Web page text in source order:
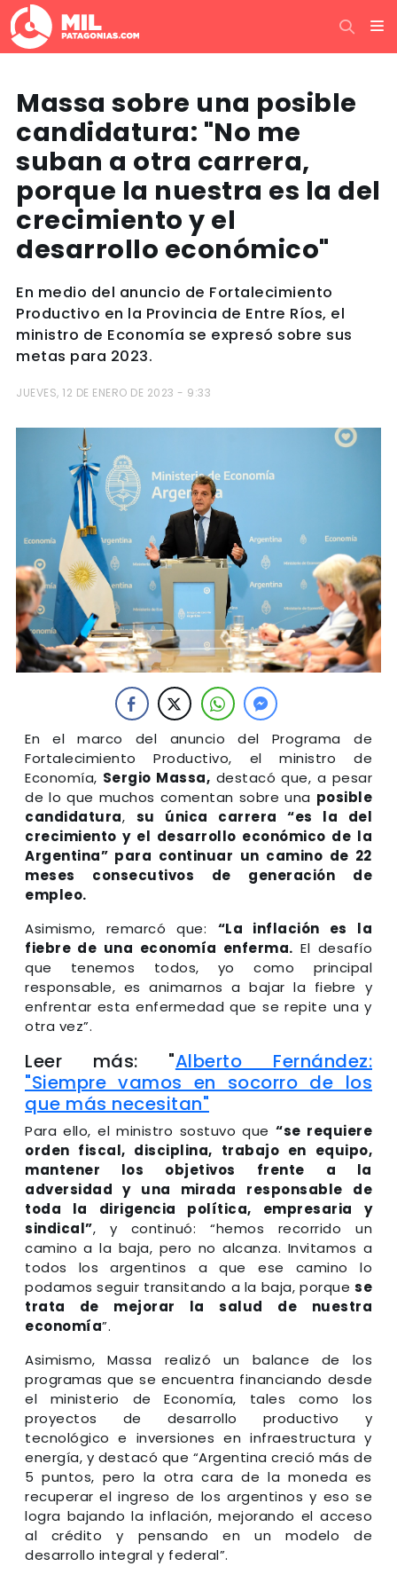
Massa sobre una posible
candidatura: "No me
suban a otra carrera,
porque la nuestra es la del
crecimiento y el
desarrollo económico"
En medio del anuncio de Fortalecimiento
Productivo en la Provincia de Entre Ríos, el
ministro de Economía se expresó sobre sus
metas para 2023.
JUEVES, 12 DE ENERO DE 2023 - 9:33
En el marco del anuncio del Programa de
Fortalecimiento Productivo, el ministro de
Economía, Sergio Massa, destacó que, a pesar
de lo que muchos comentan sobre una posible
candidatura, su única carrera “es la del
crecimiento y el desarrollo económico de la
Argentina” para continuar un camino de 22
meses consecutivos de generación de
empleo.
Asimismo, remarcó que: “La inflación es la
fiebre de una economía enferma. El desafío
que tenemos todos, yo como principal
responsable, es animarnos a bajar la fiebre y
enfrentar esta enfermedad que se repite una y
otra vez”.
Leer más: "Alberto Fernández:
"Siempre vamos en socorro de los
que más necesitan"
Para ello, el ministro sostuvo que“se requiere
orden fiscal, disciplina, trabajo en equipo,
mantener los objetivos frente a la
adversidad y una mirada responsable de
toda la dirigencia política, empresaria y
sindical”, y continuó: “hemos recorrido un
camino a la baja, pero no alcanza. Invitamos a
todos los argentinos a que ese camino lo
podamos seguir transitando a la baja, porque se
trata de mejorar la salud de nuestra
economía”.
Asimismo, Massa realizó un balance de los
programas que se encuentra financiando desde
el ministerio de Economía, tales como los
proyectos de desarrollo productivo y
tecnológico e inversiones en infraestructura y
energía, y destacó que “Argentina creció más de
5 puntos, pero la otra cara de la moneda es
recuperar el ingreso de los argentinos y eso se
logra bajando la inflación, mejorando el acceso
al crédito y pensando en un modelo de
desarrollo integral y federal”.